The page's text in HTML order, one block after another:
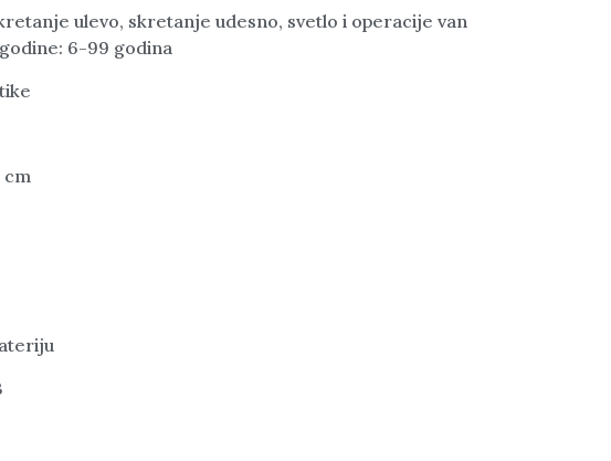
ulevo, skretanje udesno, svetlo i operacije van
6-99 godina
cm